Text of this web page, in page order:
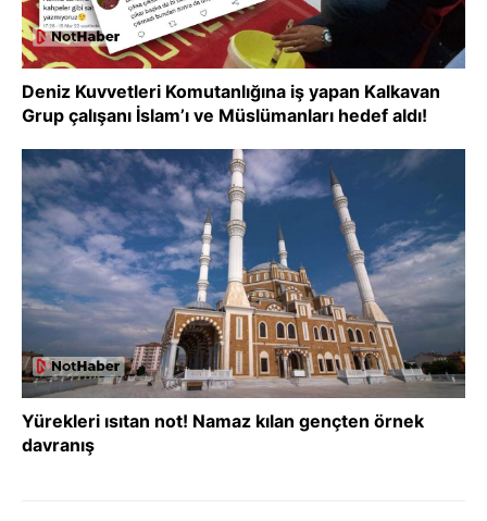
Deniz Kuvvetleri Komutanlığına iş yapan Kalkavan
Grup çalışanı İslam’ı ve Müslümanları hedef aldı!
Yürekleri ısıtan not! Namaz kılan gençten örnek
davranış